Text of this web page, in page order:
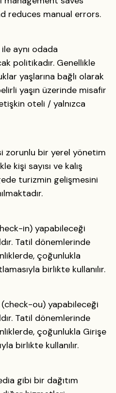
reduces manual errors.
aynı odada
politikadır. Genellikle
yaşlarına bağlı olarak
yaşın üzerinde misafir
oteli / yalnızca
zorunlu bir yerel yönetim
kişi sayısı ve kalış
turizmin gelişmesini
in) yapabileceği
Tatil dönemlerinde
çoğunlukla
birlikte kullanılır.
(check-ou) yapabileceği
Tatil dönemlerinde
çoğunlukla Girişe
birlikte kullanılır.
gibi bir dağıtım